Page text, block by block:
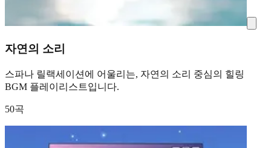
자연의 소리
스파나 릴랙세이션에 어울리는, 자연의 소리 중심의 힐링
BGM 플레이리스트입니다.
50곡